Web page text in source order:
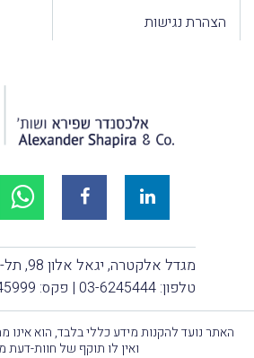
הצהרת נגישות
מגדל אלקטרה, יגאל אלון 98, תל-אביב 6789141
טלפון: 03-6245444 | פקס: 03-6245999
האתר נועד להקנות מידע כללי בלבד, הוא אינו
ואין לו תוקף של חוות-דעת